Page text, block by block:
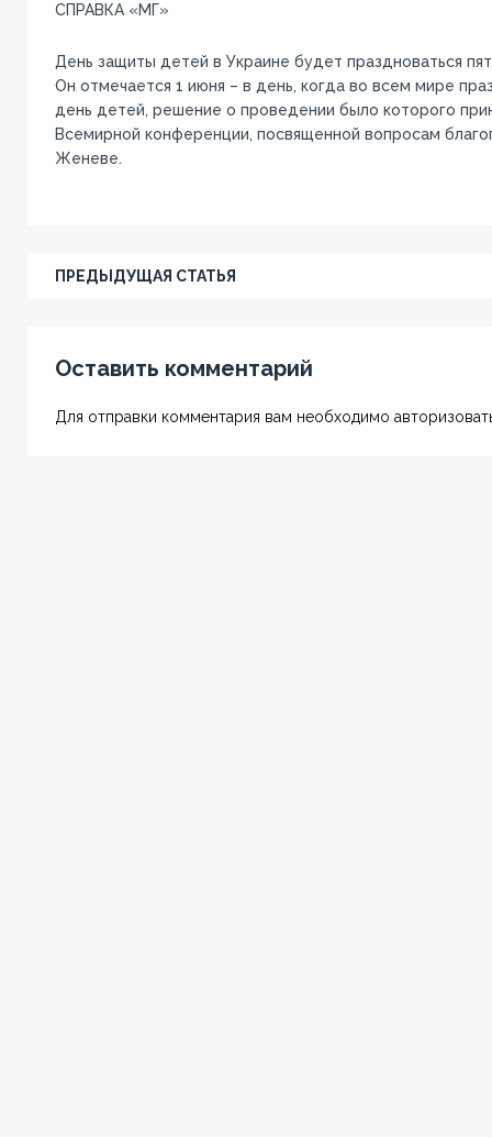
СПРАВКА «МГ»
День защиты детей в Украине будет праздноваться
Он отмечается 1 июня – в день, когда во всем мире
день детей, решение о проведении было которого
Всемирной конференции, посвященной вопросам
Женеве.
ПРЕДЫДУЩАЯ СТАТЬЯ
Оставить комментарий
Для отправки комментария вам необходимо